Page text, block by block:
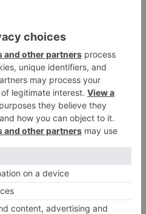
Un hombre de 80 años resulta
herido en Burgos tras la colisión
entre un turismo y un camión
La provincia de Burgos celebra
el día de su patrón
La Guardia Civil desmonta la
versión de un repartidor tras